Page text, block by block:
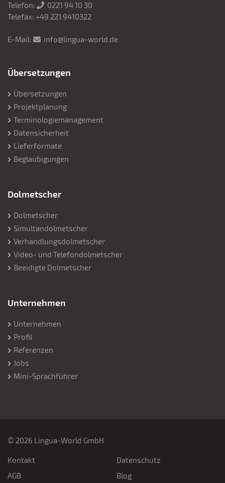
Telefon:
0221 94 10 30
Telefax: +49 221 9410322
E-Mail: info@lingua-world.de
Übersetzungen
Übersetzungen
Projektplanung
Terminologiemanagement
Datensicherheit
Lieferformate
Beglaubigungen
Dolmetscher
Dolmetscher
Simultandolmetscher
Verhandlungsdolmetscher
Video- und Telefondolmetscher
Beeidigte Dolmetscher
Unternehmen
Unternehmen
Profil
Referenzen
Jobs
Mini-Sprachführer
© 2026 Lingua-World GmbH
Kontakt
AGB
Datenschutz
Blog